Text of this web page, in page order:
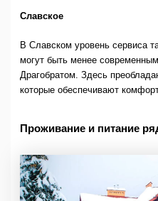
Славское
В Славском уровень сервиса
могут быть менее
Драгобратом. Здесь
которые обеспечивают
Проживание и питание